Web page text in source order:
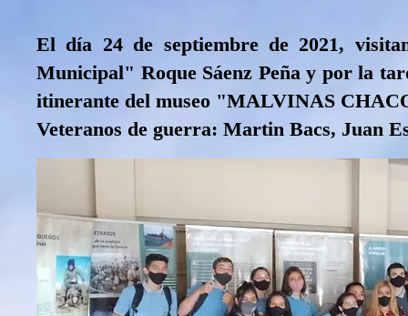
El día 24 de septiembre de 2021,
Municipal" Roque Sáenz Peña y por la
itinerante del museo "MALVINAS
Veteranos de guerra: Martin Bacs, Juan